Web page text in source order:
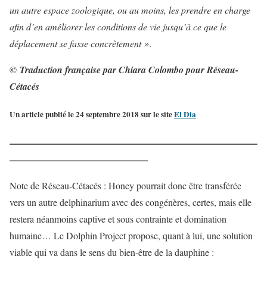
un autre espace zoologique, ou au moins, les prendre en charge
afin d’en améliorer les conditions de vie jusqu’à ce que le
déplacement se fasse concrètement ».
© Traduction française par Chiara Colombo pour Réseau-
Cétacés
Un article publié le 24 septembre 2018 sur le siteEl Dia
——————————————————————————
——————————————–
Note de Réseau-Cétacés : Honey pourrait donc être transférée
vers un autre delphinarium avec des congénères, certes, mais elle
restera néanmoins captive et sous contrainte et domination
humaine… Le Dolphin Project propose, quant à lui, une solution
viable qui va dans le sens du bien-être de la dauphine :